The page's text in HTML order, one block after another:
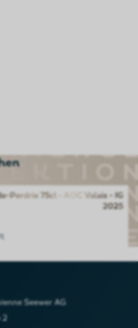
Pilze an Rahmsauce,
Perdrix 75cl - AOC Valais - JG
2025
Seewer AG
2